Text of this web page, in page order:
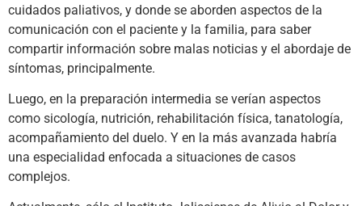
cuidados paliativos, y donde se aborden aspectos de la
comunicación con el paciente y la familia, para saber
compartir información sobre malas noticias y el abordaje de
síntomas, principalmente.
Luego, en la preparación intermedia se verían aspectos
como sicología, nutrición, rehabilitación física, tanatología,
acompañamiento del duelo. Y en la más avanzada habría
una especialidad enfocada a situaciones de casos
complejos.